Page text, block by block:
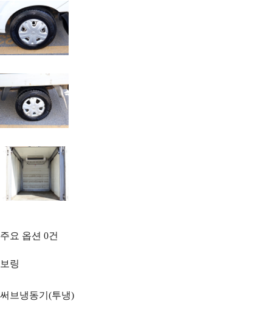
주요 옵션 0건
보링
써브냉동기(투냉)